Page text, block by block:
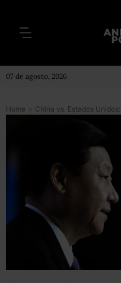
07 de agosto, 2026
Home >